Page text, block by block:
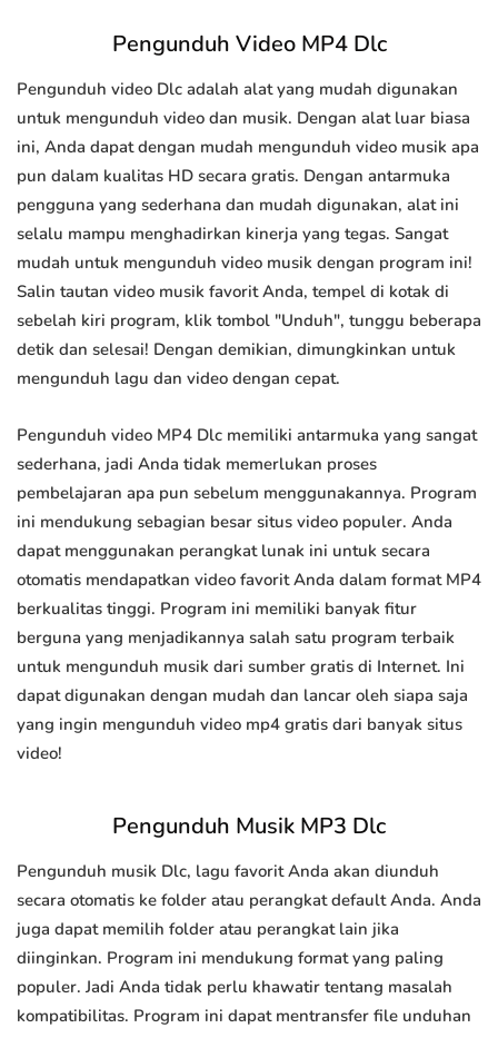
Pengunduh Video MP4 Dlc
Pengunduh video Dlc adalah alat yang mudah digunakan
untuk mengunduh video dan musik. Dengan alat luar biasa
ini, Anda dapat dengan mudah mengunduh video musik apa
pun dalam kualitas HD secara gratis. Dengan antarmuka
pengguna yang sederhana dan mudah digunakan, alat ini
selalu mampu menghadirkan kinerja yang tegas. Sangat
mudah untuk mengunduh video musik dengan program ini!
Salin tautan video musik favorit Anda, tempel di kotak di
sebelah kiri program, klik tombol "Unduh", tunggu beberapa
detik dan selesai! Dengan demikian, dimungkinkan untuk
mengunduh lagu dan video dengan cepat.
Pengunduh video MP4 Dlc memiliki antarmuka yang sangat
sederhana, jadi Anda tidak memerlukan proses
pembelajaran apa pun sebelum menggunakannya. Program
ini mendukung sebagian besar situs video populer. Anda
dapat menggunakan perangkat lunak ini untuk secara
otomatis mendapatkan video favorit Anda dalam format MP4
berkualitas tinggi. Program ini memiliki banyak fitur
berguna yang menjadikannya salah satu program terbaik
untuk mengunduh musik dari sumber gratis di Internet. Ini
dapat digunakan dengan mudah dan lancar oleh siapa saja
yang ingin mengunduh video mp4 gratis dari banyak situs
video!
Pengunduh Musik MP3 Dlc
Pengunduh musik Dlc, lagu favorit Anda akan diunduh
secara otomatis ke folder atau perangkat default Anda. Anda
juga dapat memilih folder atau perangkat lain jika
diinginkan. Program ini mendukung format yang paling
populer. Jadi Anda tidak perlu khawatir tentang masalah
kompatibilitas. Program ini dapat mentransfer file unduhan